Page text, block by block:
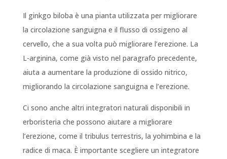
Il ginkgo biloba è una pianta utilizzata per migliorare
la circolazione sanguigna e il flusso di ossigeno al
cervello, che a sua volta può migliorare l’erezione. La
L-arginina, come già visto nel paragrafo precedente,
aiuta a aumentare la produzione di ossido nitrico,
migliorando la circolazione sanguigna e l’erezione.
Ci sono anche altri integratori naturali disponibili in
erboristeria che possono aiutare a migliorare
l’erezione, come il tribulus terrestris, la yohimbina e la
radice di maca. È importante scegliere un integratore